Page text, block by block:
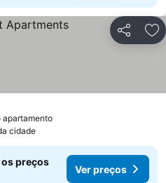
Partilhar
apartamento
cidade
os preços
Ver preços